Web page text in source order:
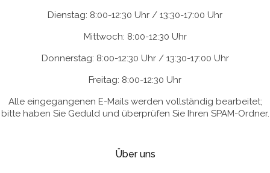
Dienstag: 8:00-12:30 Uhr / 13:30-17:00 Uhr
Mittwoch: 8:00-12:30 Uhr
Donnerstag: 8:00-12:30 Uhr / 13:30-17:00 Uhr
Freitag: 8:00-12:30 Uhr
Alle eingegangenen E-Mails werden vollständig bearbeitet;
bitte haben Sie Geduld und überprüfen Sie Ihren SPAM-Ordner.
Über uns